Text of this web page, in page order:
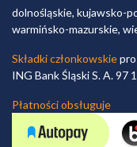
dolnośląskie, kujawsko-
warmińsko-mazurskie,
Składki członkowskie
ING Bank Śląski S. A. 97
Płatności obsługuje